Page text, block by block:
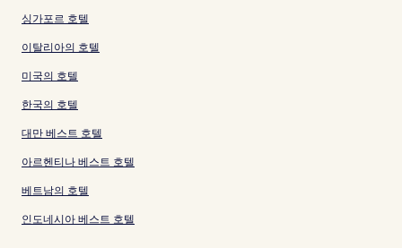
싱가포르 호텔
이탈리아의 호텔
미국의 호텔
한국의 호텔
대만 베스트 호텔
아르헨티나 베스트 호텔
베트남의 호텔
인도네시아 베스트 호텔